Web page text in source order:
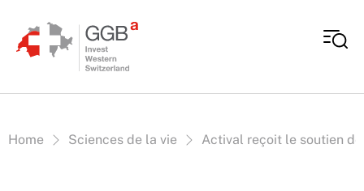
Vous êtes ici:
Home Sciences de la vie Actival reçoit le soutien